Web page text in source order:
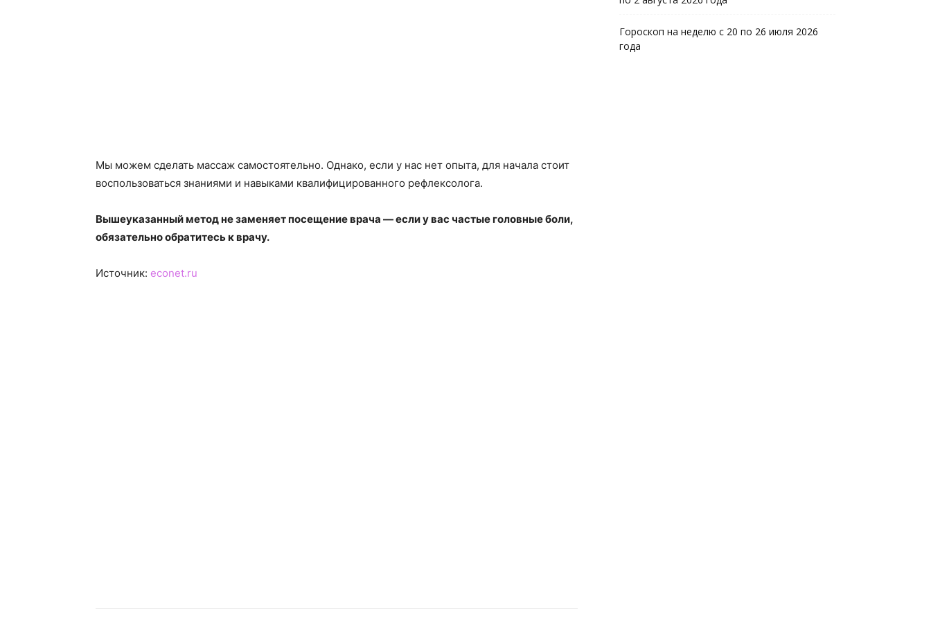
Мы можем сделать массаж самостоятельно. Однако, если у нас нет опыта, для начала стоит
воспользоваться знаниями и навыками квалифицированного рефлексолога.
Вышеуказанный метод не заменяет посещение врача — если у вас частые головные боли,
обязательно обратитесь к врачу.
Источник: econet.ru
Гороскоп на неделю с 20 по 26 июля 2026
года